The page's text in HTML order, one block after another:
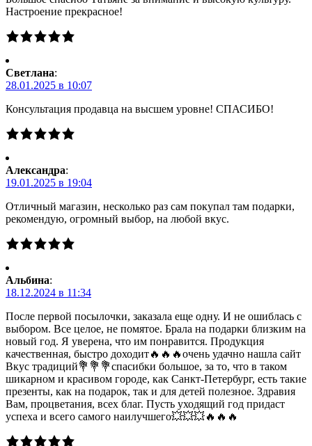
Настроение прекрасное!
Светлана:
28.01.2025 в 10:07
Консультация продавца на высшем уровне! СПАСИБО!
Александра:
19.01.2025 в 19:04
Отличный магазин, несколько раз сам покупал там подарки,
рекомендую, огромный выбор, на любой вкус.
Альбина:
18.12.2024 в 11:34
После первой посылочки, заказала еще одну. И не ошиблась с
выбором. Все целое, не помятое. Брала на подарки близким на
новый год. Я уверена, что им понравится. Продукция
качественная, быстро доходит🔥🔥🔥очень удачно нашла сайт
Вкус традиций💐💐💐спасибки большое, за то, что в таком
шикарном и красивом городе, как Санкт-Петербург, есть такие
презенты, как на подарок, так и для детей полезное. Здравия
Вам, процветания, всех благ. Пусть уходящий год придаст
успеха и всего самого наилучшего💥💥💥🔥🔥🔥